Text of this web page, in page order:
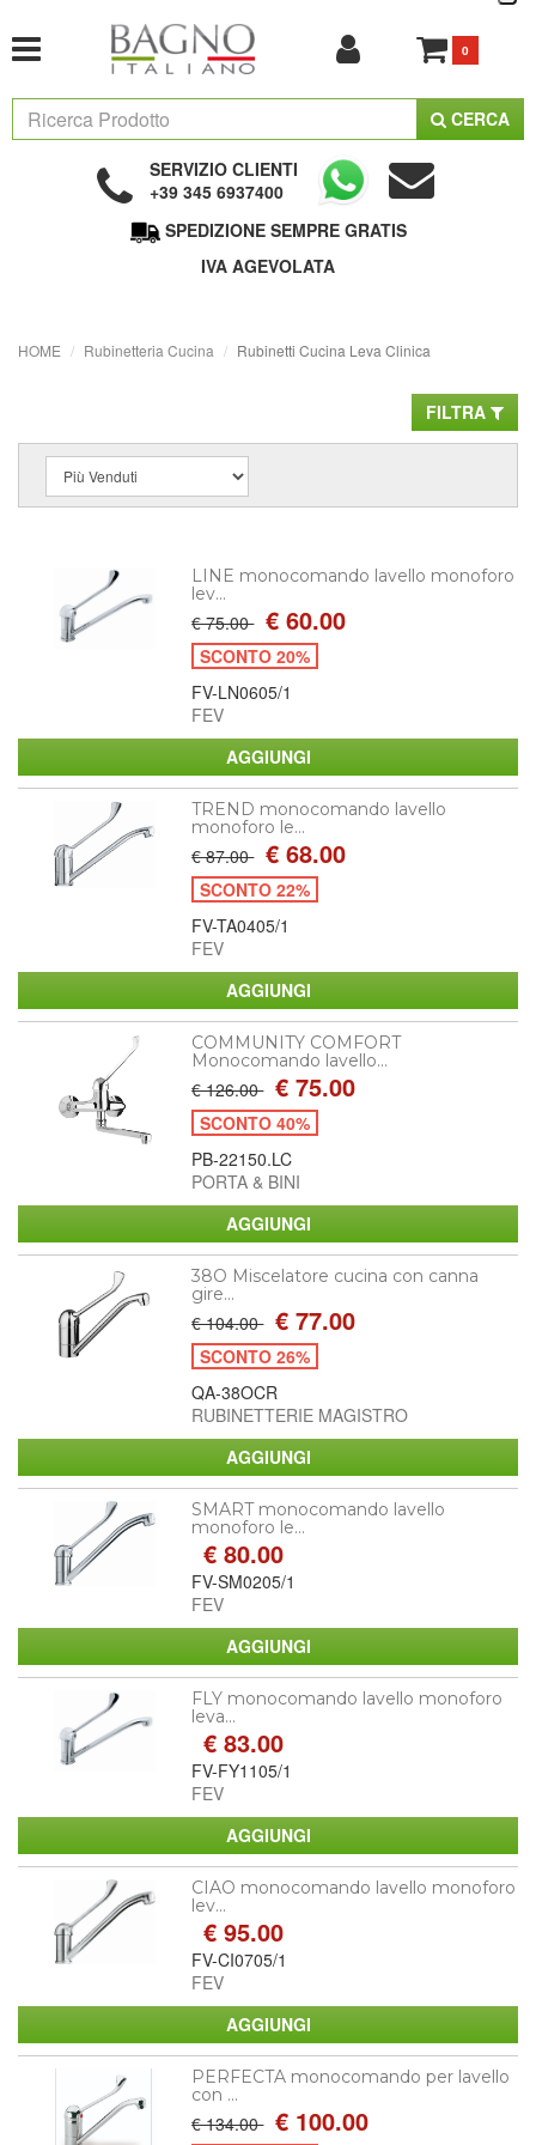
0
CERCA
SERVIZIO CLIENTI
+39 345 6937400
SPEDIZIONE SEMPRE GRATIS
IVA AGEVOLATA
HOME Rubinetteria Cucina Rubinetti Cucina Leva Clinica
FILTRA
LINE monocomando lavello monoforo
lev...
€ 75.00 € 60.00
SCONTO 20%
FV-LN0605/1
FEV
TREND monocomando lavello
monoforo le...
€ 87.00 € 68.00
SCONTO 22%
FV-TA0405/1
FEV
COMMUNITY COMFORT
Monocomando lavello...
€ 126.00 € 75.00
SCONTO 40%
PB-22150.LC
PORTA & BINI
38O Miscelatore cucina con canna
gire...
€ 104.00 € 77.00
SCONTO 26%
QA-38OCR
RUBINETTERIE MAGISTRO
SMART monocomando lavello
monoforo le...
€ 80.00
FV-SM0205/1
FEV
FLY monocomando lavello monoforo
leva...
€ 83.00
FV-FY1105/1
FEV
CIAO monocomando lavello monoforo
lev...
€ 95.00
FV-CI0705/1
FEV
PERFECTA monocomando per lavello
con ...
€ 134.00 € 100.00